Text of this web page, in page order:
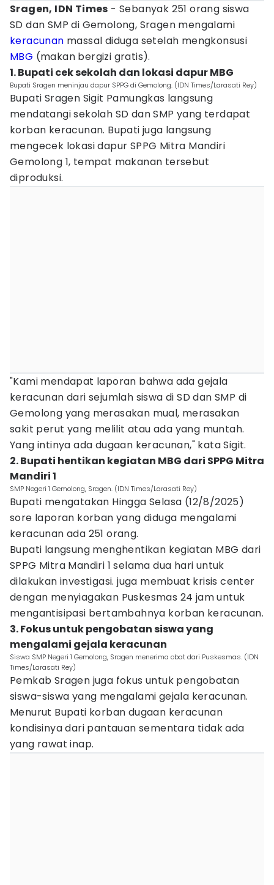
Sragen, IDN Times - Sebanyak 251 orang siswa
SD dan SMP di Gemolong, Sragen mengalami
keracunan massal diduga setelah mengkonsusi
MBG (makan bergizi gratis).
1. Bupati cek sekolah dan lokasi dapur MBG
Bupati Sragen meninjau dapur SPPG di Gemolong. (IDN Times/Larasati Rey)
Bupati Sragen Sigit Pamungkas langsung
mendatangi sekolah SD dan SMP yang terdapat
korban keracunan. Bupati juga langsung
mengecek lokasi dapur SPPG Mitra Mandiri
Gemolong 1, tempat makanan tersebut
diproduksi.
"Kami mendapat laporan bahwa ada gejala
keracunan dari sejumlah siswa di SD dan SMP di
Gemolong yang merasakan mual, merasakan
sakit perut yang melilit atau ada yang muntah.
Yang intinya ada dugaan keracunan," kata Sigit.
2. Bupati hentikan kegiatan MBG dari SPPG Mitra
Mandiri 1
SMP Negeri 1 Gemolong, Sragen. (IDN Times/Larasati Rey)
Bupati mengatakan Hingga Selasa (12/8/2025)
sore laporan korban yang diduga mengalami
keracunan ada 251 orang.
Bupati langsung menghentikan kegiatan MBG dari
SPPG Mitra Mandiri 1 selama dua hari untuk
dilakukan investigasi. juga membuat krisis center
dengan menyiagakan Puskesmas 24 jam untuk
mengantisipasi bertambahnya korban keracunan.
3. Fokus untuk pengobatan siswa yang
mengalami gejala keracunan
Siswa SMP Negeri 1 Gemolong, Sragen menerima obat dari Puskesmas. (IDN
Times/Larasati Rey)
Pemkab Sragen juga fokus untuk pengobatan
siswa-siswa yang mengalami gejala keracunan.
Menurut Bupati korban dugaan keracunan
kondisinya dari pantauan sementara tidak ada
yang rawat inap.